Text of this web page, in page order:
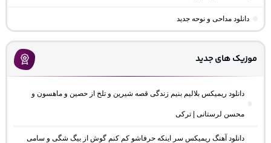
دانلود مداحی و نوحه جدید
موزیک های جدید
دانلود ریمیکس بلالیم بنیم زندگی قصه شیرین و تلخ از حصین و ماهسون و
محسن لرستانی | ترکی
دانلود آهنگ ریمیکس سر اینکه حرفاشو کم کنم گوش از بیگ شگی و سامی